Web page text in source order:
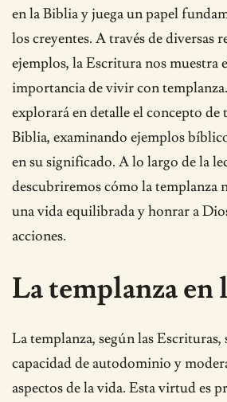
en la Biblia y juega un papel
los creyentes. A través de diversas
ejemplos, la Escritura nos muestra
importancia de vivir con
explorará en detalle el concepto de
Biblia, examinando ejemplos
en su significado. A lo largo de la
descubriremos cómo la templanza
una vida equilibrada y honrar a
acciones.
La templanza en
La templanza, según las Escrituras,
capacidad de autodominio y
aspectos de la vida. Esta virtud es